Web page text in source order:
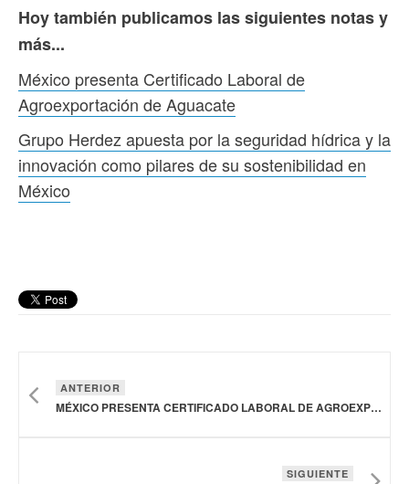
Hoy también publicamos las siguientes notas y
más...
México presenta Certificado Laboral de
Agroexportación de Aguacate
Grupo Herdez apuesta por la seguridad hídrica y la
innovación como pilares de su sostenibilidad en
México
ANTERIOR
MÉXICO PRESENTA CERTIFICADO LABORAL DE AGROEXPORTACIÓN DE AGUACATE
SIGUIENTE